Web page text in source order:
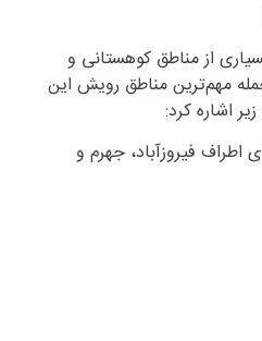
از مناطق کوهستانی و
مهم‌ترین مناطق رویش این
اشاره کرد:
اطراف فیروزآباد، جهرم و